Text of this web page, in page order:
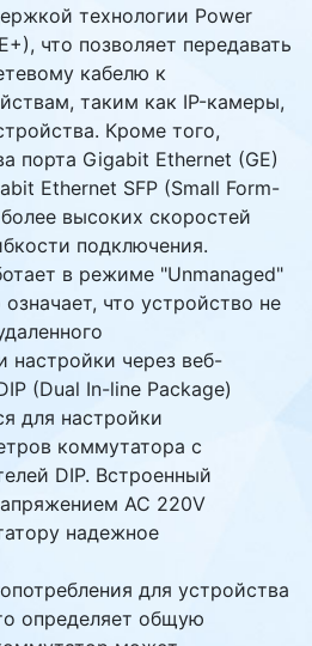
технологии Power
что позволяет передавать
кабелю к
таким как IP-камеры,
Кроме того,
порта Gigabit Ethernet (GE)
Ethernet SFP (Small Form-
высоких скоростей
подключения.
в режиме "Unmanaged"
что устройство не
настройки через веб-
(Dual In-line Package)
для настройки
коммутатора с
DIP. Встроенный
AC 220V
надежное
для устройства
определяет общую